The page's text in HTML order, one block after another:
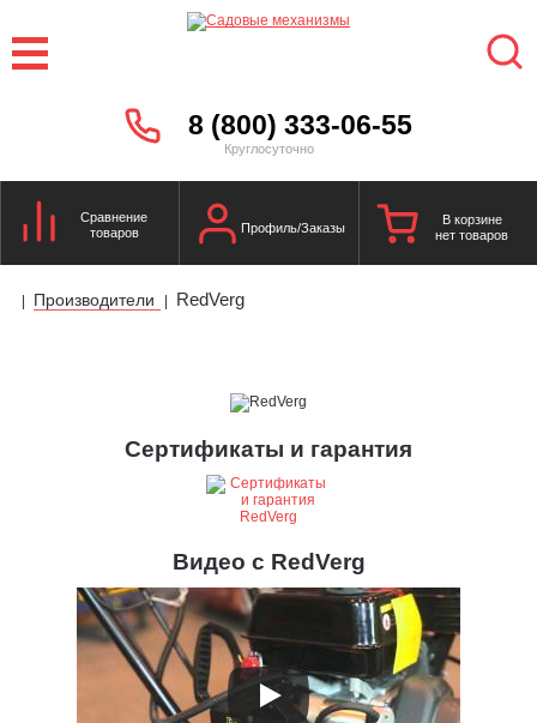
8 (800) 333-06-55
Круглосуточно
Сравнение
товаров
Профиль/Заказы
В корзине
нет товаров
| Производители | RedVerg
Сертификаты и гарантия
Видео с RedVerg